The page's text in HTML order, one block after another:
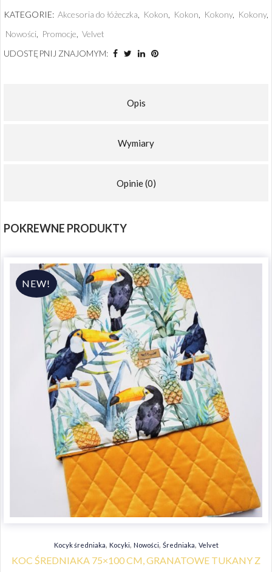
KATEGORIE: Akcesoria do łóżeczka Kokon Kokon Kokony, Kokony,
Nowości, Promocje Velvet
UDOSTĘPNIJ ZNAJOMYM:
Opis
Wymiary
Opinie (0)
POKREWNE PRODUKTY
Kocyk średniaka, Kocyki, Nowości, Średniaka, Velvet
KOC ŚREDNIAKA 75×100 CM, GRANATOWE TUKANY Z